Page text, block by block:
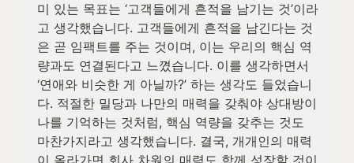
미 있는 목표는 ‘고객들에게 흔적을 남기는 것’이라
고 생각했습니다. 고객들에게 흔적을 남긴다는 것
은 곧 임팩트를 주는 것이며, 이는 우리의 핵심 역
량과도 연결된다고 느꼈습니다. 이를 생각하면서
‘연애와 비슷한 게 아닐까?’ 하는 생각도 들었습니
다. 적절한 밀당과 나만의 매력을 갖춰야 상대방이
나를 기억하는 것처럼, 핵심 역량을 갖추는 것도
마찬가지라고 생각했습니다. 결국, 개개인의 매력